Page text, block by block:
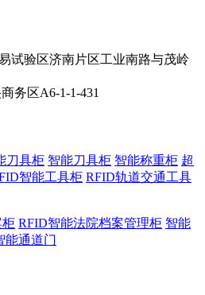
试验区济南片区工业南路与茂岭
务区A6-1-1-431
刀具柜 智能刀具柜 智能称重柜 超
智能工具柜 RFID轨道交通工具
柜 RFID智能法院档案管理柜 智能
能通道门